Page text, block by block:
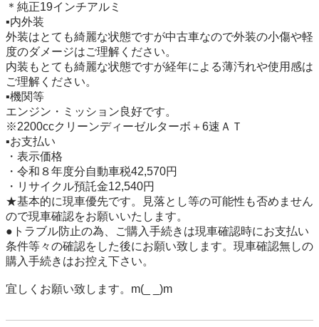
＊純正19インチアルミ
▪️内外装
外装はとても綺麗な状態ですが中古車なので外装の小傷や軽
度のダメージはご理解ください。
内装もとても綺麗な状態ですが経年による薄汚れや使用感は
ご理解ください。
▪️機関等
エンジン・ミッション良好です。
※2200ccクリーンディーゼルターボ＋6速ＡＴ
▪️お支払い
・表示価格
・令和８年度分自動車税42,570円
・リサイクル預託金12,540円
★基本的に現車優先です。見落とし等の可能性も否めません
ので現車確認をお願いいたします。
●トラブル防止の為、ご購入手続きは現車確認時にお支払い
条件等々の確認をした後にお願い致します。現車確認無しの
購入手続きはお控え下さい。
宜しくお願い致します。m(_ _)m